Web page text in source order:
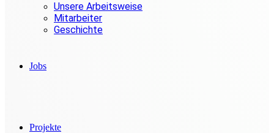
Unsere Arbeitsweise
Mitarbeiter
Geschichte
Jobs
Projekte